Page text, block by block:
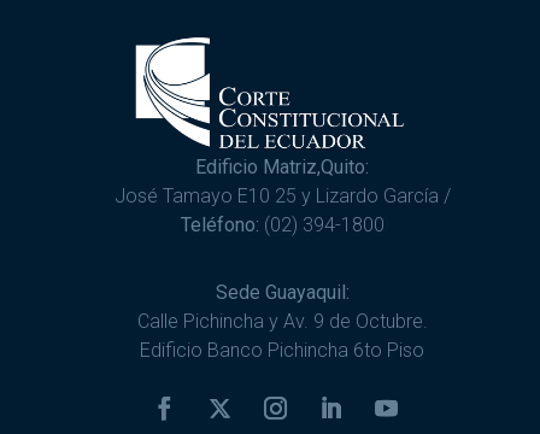
Edificio Matriz,Quito:
José Tamayo E10 25 y Lizardo García /
Teléfono: (02) 394-1800
Sede Guayaquil:
Calle Pichincha y Av. 9 de Octubre.
Edificio Banco Pichincha 6to Piso